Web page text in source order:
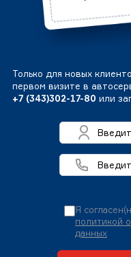
Только для новых
первом визите в
+7 (343)302-17-80 или
Я
политикой
данных